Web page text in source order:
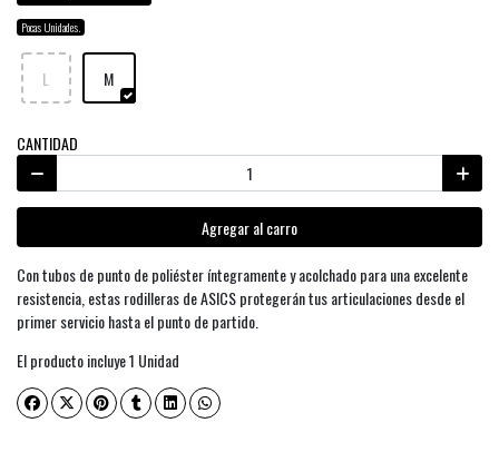
Pocas Unidades.
L M
CANTIDAD
Agregar al carro
Con tubos de punto de poliéster íntegramente y acolchado para una excelente
resistencia, estas rodilleras de ASICS protegerán tus articulaciones desde el
primer servicio hasta el punto de partido.
El producto incluye 1 Unidad